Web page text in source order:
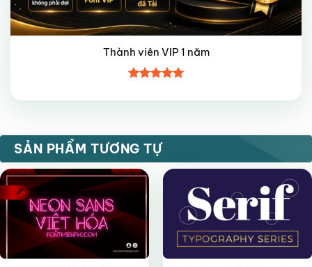
Thành viên VIP 1 năm
hạng55
SẢN PHẨM TƯƠNG TỰ
VIP